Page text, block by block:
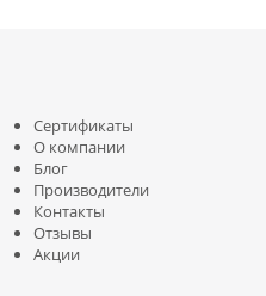
Сертификаты
О компании
Блог
Производители
Контакты
Отзывы
Акции